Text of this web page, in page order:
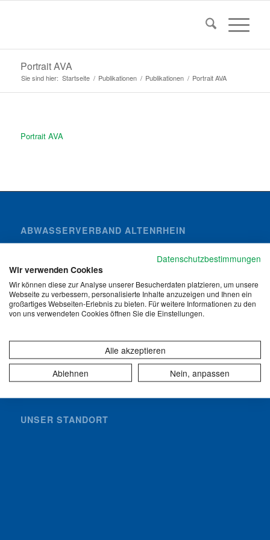
Portrait AVA
Sie sind hier: Startseite / Publikationen / Publikationen / Portrait AVA
Portrait AVA
ABWASSERVERBAND ALTENRHEIN
9423 Altenrhein
T: +41 71 858 67 67
info@ava-altenrhein.ch
UNSER STANDORT
Datenschutzbestimmungen
Wir verwenden Cookies
Wir können diese zur Analyse unserer Besucherdaten platzieren, um unsere
Webseite zu verbessern, personalisierte Inhalte anzuzeigen und Ihnen ein
großartiges Webseiten-Erlebnis zu bieten. Für weitere Informationen zu den
von uns verwendeten Cookies öffnen Sie die Einstellungen.
Alle akzeptieren
Ablehnen
Nein, anpassen